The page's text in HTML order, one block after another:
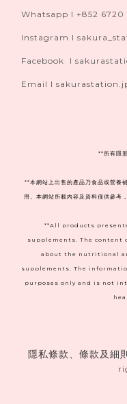
Whatsapp I +852 6720
Instagram I
Facebook I
Email I
** 所有隱
**本網站上出售的產品乃食品或營養
用。本網站所載內容及資料僅供參考
**All products
supplements. The
about the nutritional
supplements. The
purposes only and is not
隱私條款、條款及細